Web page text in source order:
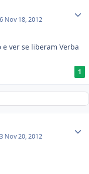
Nov 18, 2012
ver se liberam Verba
1
Nov 20, 2012